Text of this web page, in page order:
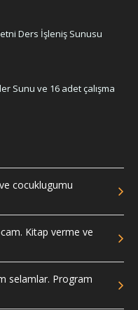
Ders İşleniş Sunusu
Sunu ve 16 adet çalışma
cocuklugumu
Kitap verme ve
selamlar. Program